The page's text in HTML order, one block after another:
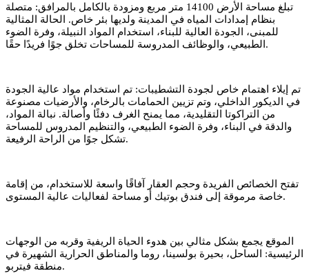
تبلغ مساحة الأرض 14100 متر مربع ومزودة بالكامل بالمرافق: متصلة
بنظام إمدادات المياه في المدينة ولديها بئر خاص. الحالة المثالية
للمبنى، الجودة العالية للبناء، استخدام المواد النبيلة، وفرة الضوء
الطبيعي، والوظائف المدروسة للمساحات تخلق جوًا فريدًا حقًا.
تم إيلاء اهتمام خاص لجودة التشطيبات: تم استخدام مواد عالية الجودة
في الديكور الداخلي، وتم تزيين الحمامات بالرخام، والأرضيات مصنوعة
من التراكوتا التقليدية، مما يمنح الغرف دفئًا وأصالة. نبالة المواد،
والدقة في البناء، وفرة الضوء الطبيعي، والتنظيم المدروس للمساحة
تشكل جوًا من الراحة الرفيعة.
تفتح الخصائص الفريدة وحجم العقار آفاقًا واسعة للاستخدام، من إقامة
خاصة مرموقة إلى فندق بوتيك أو مساحة لفعاليات عالية المستوى.
الموقع يجمع بشكل مثالي بين هدوء الحياة الريفية وقربه من الوجهات
الرئيسية: الساحل، بحيرة بولسينا، روما والمناطق الحرارية الشهيرة في
منطقة فيتربو.